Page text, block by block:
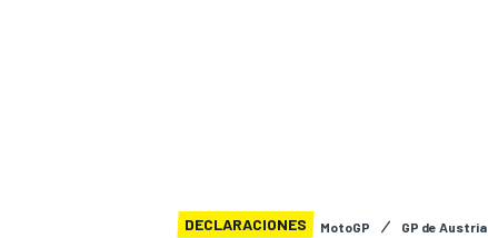
DECLARACIONES MotoGP GP de Austria